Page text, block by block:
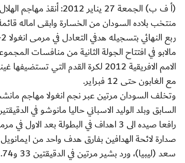
(أ ف ب) الجمعة 27 يناير 2012:
منتخب بلاده السودان من الخسارة وابقى اماله
مالابو في افتتاح الجولة الثانية من منافسات
الامم الافريقية 2012 لكرة القدم التي
مع الغابون حتى 12 فبراير.
وتخلف السودان مرتين عبر نجم انغولا مهاجم
رافعا صيده الى 3 اهداف في البطولة بعد
صدارة لائحة الهدافين بفارق هدف واحد من
سعد (ليبيا)، ورد بشير مرتين في الدقيقتين 33 و74.